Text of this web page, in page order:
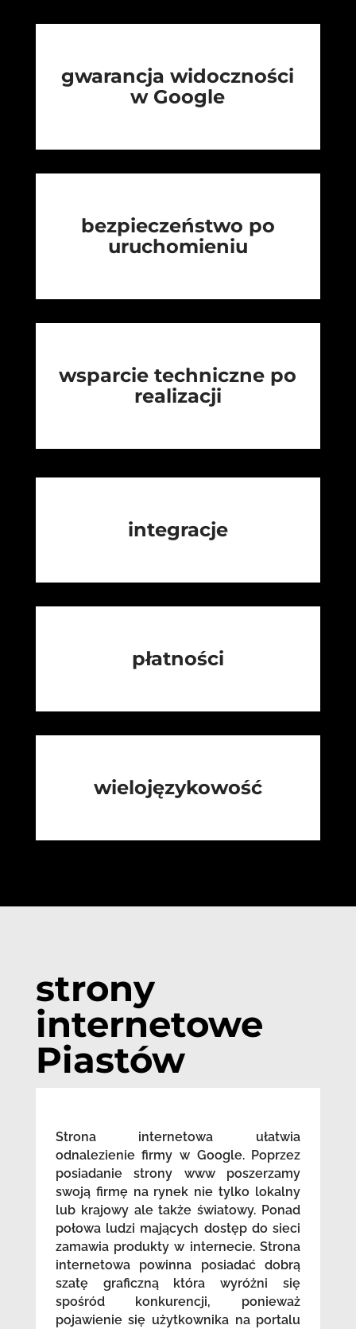
gwarancja widoczności
w Google
bezpieczeństwo po
uruchomieniu
wsparcie techniczne po
realizacji
integracje
płatności
wielojęzykowość
strony
internetowe
Piastów
Strona internetowa ułatwia
odnalezienie firmy w Google. Poprzez
posiadanie strony www poszerzamy
swoją firmę na rynek nie tylko lokalny
lub krajowy ale także światowy. Ponad
połowa ludzi mających dostęp do sieci
zamawia produkty w internecie. Strona
internetowa powinna posiadać dobrą
szatę graficzną która wyróżni się
spośród konkurencji, ponieważ
pojawienie się użytkownika na portalu